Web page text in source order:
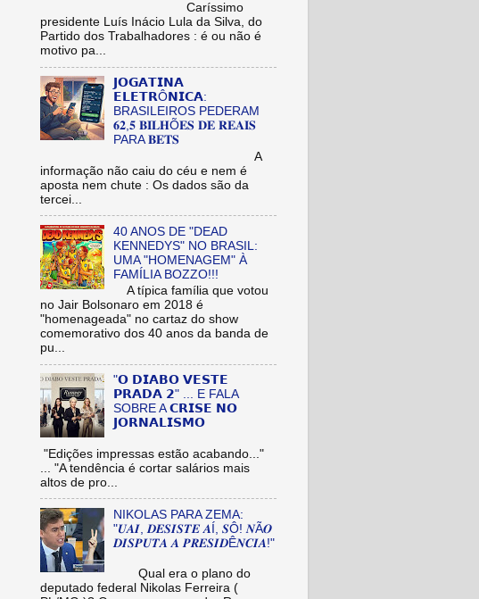
Caríssimo
presidente Luís Inácio Lula da Silva, do
Partido dos Trabalhadores : é ou não é
motivo pa...
𝗝𝗢𝗚𝗔𝗧𝗜𝗡𝗔
𝗘𝗟𝗘𝗧𝗥Ô𝗡𝗜𝗖𝗔:
BRASILEIROS PEDERAM
𝟔𝟐,𝟓 𝐁𝐈𝐋𝐇Õ𝐄𝐒 𝐃𝐄 𝐑𝐄𝐀𝐈𝐒
PARA 𝐁𝐄𝐓𝐒
A
informação não caiu do céu e nem é
aposta nem chute : Os dados são da
tercei...
40 ANOS DE "DEAD
KENNEDYS" NO BRASIL:
UMA "HOMENAGEM" À
FAMÍLIA BOZZO!!!
A típica família que votou
no Jair Bolsonaro em 2018 é
"homenageada" no cartaz do show
comemorativo dos 40 anos da banda de
pu...
"𝗢 𝗗𝗜𝗔𝗕𝗢 𝗩𝗘𝗦𝗧𝗘
𝗣𝗥𝗔𝗗𝗔 𝟮" ... E FALA
SOBRE A 𝗖𝗥𝗜𝗦𝗘 𝗡𝗢
𝗝𝗢𝗥𝗡𝗔𝗟𝗜𝗦𝗠𝗢
"Edições impressas estão acabando..."
... "A tendência é cortar salários mais
altos de pro...
NIKOLAS PARA ZEMA:
"𝑼𝑨𝑰, 𝑫𝑬𝑺𝑰𝑺𝑻𝑬 𝑨Í, 𝑺Ô! 𝑵Ã𝑶
𝑫𝑰𝑺𝑷𝑼𝑻𝑨 𝑨 𝑷𝑹𝑬𝑺𝑰𝑫Ê𝑵𝑪𝑰𝑨!"
Qual era o plano do
deputado federal Nikolas Ferreira (